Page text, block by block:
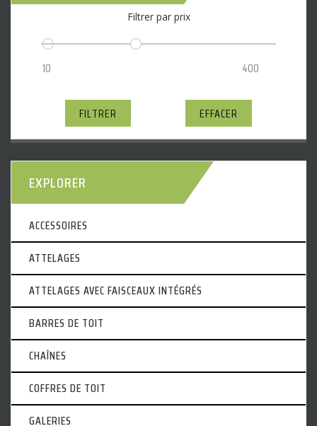
Filtrer par prix
FILTRER EFFACER
EXPLORER
ACCESSOIRES
ATTELAGES
ATTELAGES AVEC FAISCEAUX INTÉGRÉS
BARRES DE TOIT
CHAÎNES
COFFRES DE TOIT
GALERIES